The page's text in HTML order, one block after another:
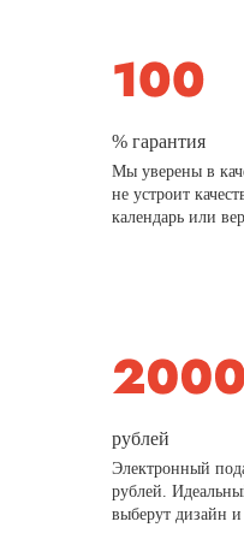
% гарантия
Мы уверены в
не устроит
календарь или
рублей
Электронный
рублей.
выберут дизайн